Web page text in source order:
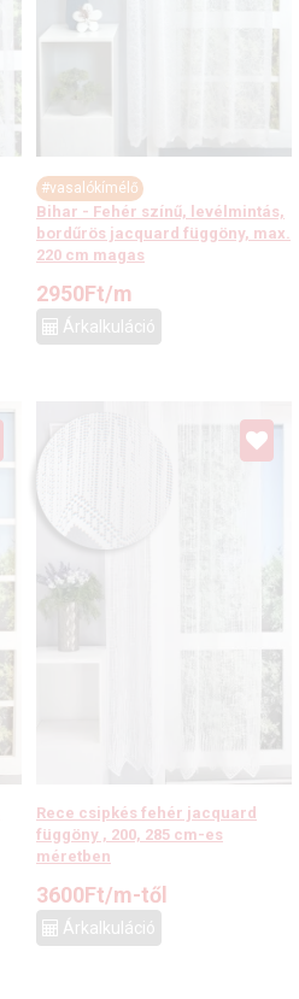
#vasalókímélő
Bihar - Fehér színű, levélmintás,
bordűrös jacquard függöny, max.
220 cm magas
2950Ft/m
Árkalkuláció
Rece csipkés fehér jacquard
függöny , 200, 285 cm-es
méretben
3600Ft/m-től
Árkalkuláció